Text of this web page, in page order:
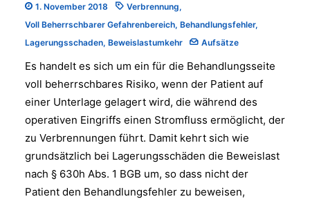
1. November 2018 Verbrennung,
Voll Beherrschbarer Gefahrenbereich, Behandlungsfehler,
Lagerungsschaden, Beweislastumkehr Aufsätze
Es handelt es sich um ein für die Behandlungsseite
voll beherrschbares Risiko, wenn der Patient auf
einer Unterlage gelagert wird, die während des
operativen Eingriffs einen Stromfluss ermöglicht, der
zu Verbrennungen führt. Damit kehrt sich wie
grundsätzlich bei Lagerungsschäden die Beweislast
nach § 630h Abs. 1 BGB um, so dass nicht der
Patient den Behandlungsfehler zu beweisen,